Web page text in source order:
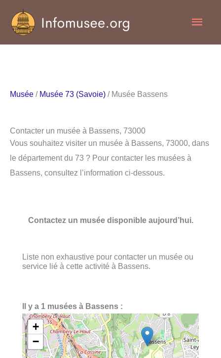
contenu
Musée / Musée 73 (Savoie) / Musée Bassens
Contacter un musée à Bassens, 73000
Vous souhaitez visiter un musée à Bassens, 73000, dans
le département du 73 ? Pour contacter les musées à
Bassens, consultez l’information ci-dessous.
Contactez un musée disponible aujourd’hui.
Liste non exhaustive pour contacter un musée ou
service lié à cette activité à Bassens.
Il y a 1 musées à Bassens :
+
−